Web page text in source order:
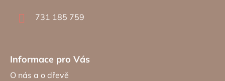
731 185 759
Informace pro Vás
O nás a o dřevě